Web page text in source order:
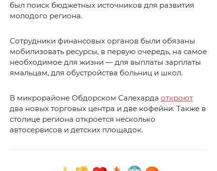
был поиск бюджетных источников для развития
молодого региона.
Сотрудники финансовых органов были обязаны
мобилизовать ресурсы, в первую очередь, на самое
необходимое для жизни — для выплаты зарплаты
ямальцам, для обустройства больниц и школ.
В микрорайоне Обдорском Салехарда откроют
два новых торговых центра и две кофейни. Также в
столице региона откроется несколько
автосервисов и детских площадок.